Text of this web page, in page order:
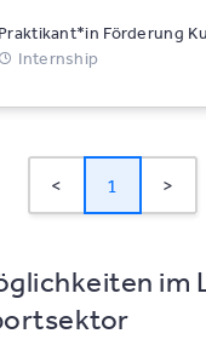
Praktikant*​in Förderung
Internship
< 1 >
im